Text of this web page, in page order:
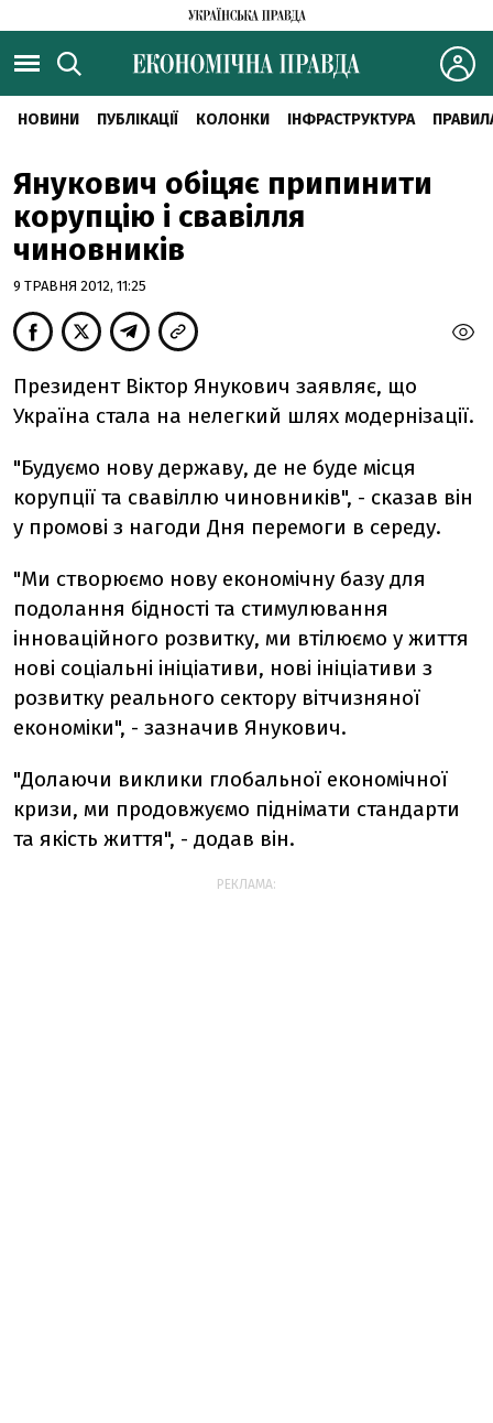
НОВИНИ ПУБЛІКАЦІЇ КОЛОНКИ ІНФРАСТРУКТУРА
Янукович обіцяє припинити
корупцію і свавілля
чиновників
9 ТРАВНЯ 2012, 11:25
Президент Віктор Янукович заявляє, що
Україна стала на нелегкий шлях модернізації.
"Будуємо нову державу, де не буде місця
корупції та свавіллю чиновників", - сказав він
у промові з нагоди Дня перемоги в середу.
"Ми створюємо нову економічну базу для
подолання бідності та стимулювання
інноваційного розвитку, ми втілюємо у життя
нові соціальні ініціативи, нові ініціативи з
розвитку реального сектору вітчизняної
економіки", - зазначив Янукович.
"Долаючи виклики глобальної економічної
кризи, ми продовжуємо піднімати стандарти
та якість життя", - додав він.
РЕКЛАМА: